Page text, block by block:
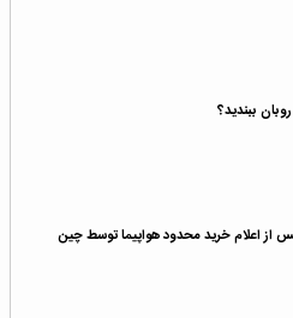
ببندید؟
از اعلام خرید محدود هواپیما توسط چین